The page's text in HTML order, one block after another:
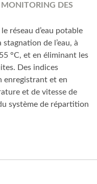
MONITORING DES
réseau d’eau potable
de l’eau, à
°C, et en éliminant les
Des indices
enregistrant et en
et de vitesse de
système de répartition